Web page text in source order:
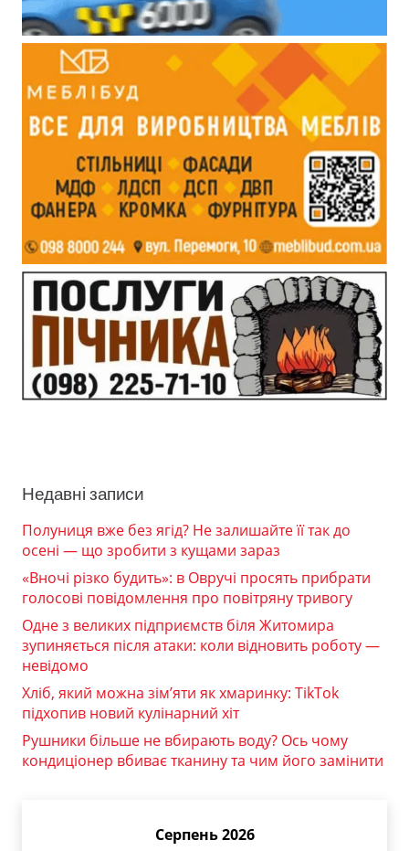
Недавні записи
Полуниця вже без ягід? Не залишайте її так до
осені — що зробити з кущами зараз
«Вночі різко будить»: в Овручі просять прибрати
голосові повідомлення про повітряну тривогу
Одне з великих підприємств біля Житомира
зупиняється після атаки: коли відновить роботу —
невідомо
Хліб, який можна зім’яти як хмаринку: TikTok
підхопив новий кулінарний хіт
Рушники більше не вбирають воду? Ось чому
кондиціонер вбиває тканину та чим його замінити
Серпень 2026